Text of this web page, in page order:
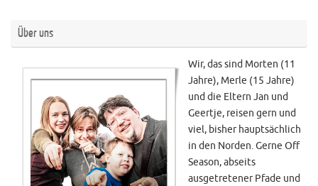
Über uns
Wir, das sind Morten (11
Jahre), Merle (15 Jahre)
und die Eltern Jan und
Geertje, reisen gern und
viel, bisher hauptsächlich
in den Norden. Gerne Off
Season, abseits
ausgetretener Pfade und